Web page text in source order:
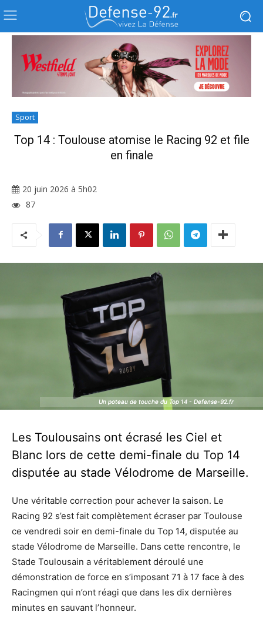
Sport
Top 14 : Toulouse atomise le Racing 92 et file
en finale
20 juin 2026 à 5h02
87
Un poteau de touche du Top 14 - Defense-92.fr
Un poteau de touche du Top 14 - Defense-92.fr
Les Toulousains ont écrasé les Ciel et
Blanc lors de cette demi-finale du Top 14
disputée au stade Vélodrome de Marseille.
Une véritable correction pour achever la saison. Le
Racing 92 s’est fait complètement écraser par Toulouse
ce vendredi soir en demi-finale du Top 14, disputée au
stade Vélodrome de Marseille. Dans cette rencontre, le
Stade Toulousain a véritablement déroulé une
démonstration de force en s’imposant 71 à 17 face à des
Racingmen qui n’ont réagi que dans les dix dernières
minutes en sauvant l’honneur.